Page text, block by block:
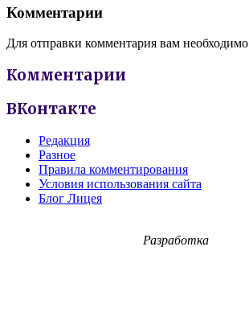
Комментарии
Для отправки комментария вам необходимо
Комментарии
ВКонтакте
Редакция
Разное
Правила комментирования
Условия использования сайта
Блог Лицея
Разработка